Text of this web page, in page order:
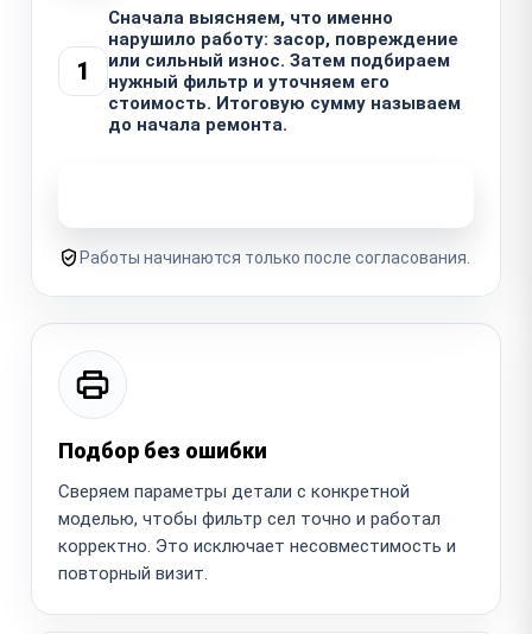
1
Сначала выясняем, что именно
нарушило работу: засор, повреждение
или сильный износ. Затем подбираем
нужный фильтр и уточняем его
стоимость. Итоговую сумму называем
до начала ремонта.
Работы начинаются только после согласования.
Подбор без ошибки
Сверяем параметры детали с конкретной
моделью, чтобы фильтр сел точно и работал
корректно. Это исключает несовместимость и
повторный визит.